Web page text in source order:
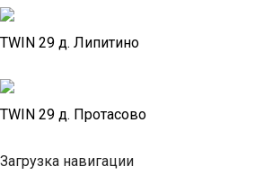
TWIN 29 д. Липитино
TWIN 29 д. Протасово
Загрузка навигации